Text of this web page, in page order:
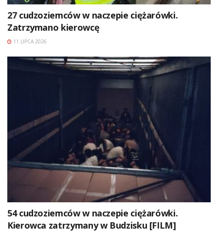
27 cudzoziemców w naczepie ciężarówki.
Zatrzymano kierowcę
11 LIPCA 2026
54 cudzoziemców w naczepie ciężarówki.
Kierowca zatrzymany w Budzisku [FILM]